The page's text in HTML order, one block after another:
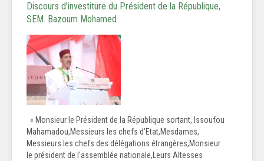
Discours d’investiture du Président de la République,
SEM. Bazoum Mohamed
« Monsieur le Président de la République sortant, Issoufou
Mahamadou,Messieurs les chefs d’Etat,Mesdames,
Messieurs les chefs des délégations étrangères,Monsieur
le président de l'assemblée nationale,Leurs Altesses